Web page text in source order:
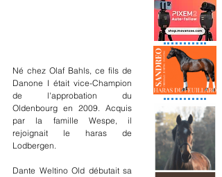
Né chez Olaf Bahls, ce fils de
Danone I était vice-Champion
de l'approbation du
Oldenbourg en 2009. Acquis
par la famille Wespe, il
rejoignait le haras de
Lodbergen.
Dante Weltino Old débutait sa